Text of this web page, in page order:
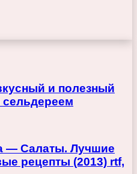
и полезный
сельдереем
— Салаты. Лучшие
рецепты (2013) rtf,